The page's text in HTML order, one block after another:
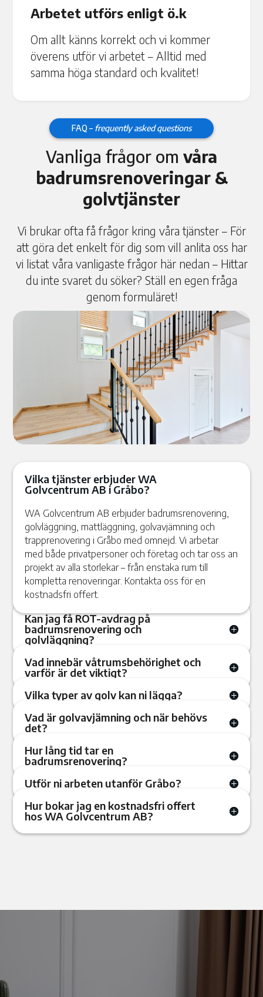
Arbetet utförs enligt ö.k
Om allt känns korrekt och vi kommer
överens utför vi arbetet – Alltid med
samma höga standard och kvalitet!
FAQ – frequently asked questions
Vanliga frågor om våra
badrumsrenoveringar &
golvtjänster
Vi brukar ofta få frågor kring våra tjänster – För
att göra det enkelt för dig som vill anlita oss har
vi listat våra vanligaste frågor här nedan – Hittar
du inte svaret du söker? Ställ en egen fråga
genom formuläret!
Vilka tjänster erbjuder WA
Golvcentrum AB i Gråbo?
WA Golvcentrum AB erbjuder badrumsrenovering,
golvläggning, mattläggning, golvavjämning och
trapprenovering i Gråbo med omnejd. Vi arbetar
med både privatpersoner och företag och tar oss an
projekt av alla storlekar – från enstaka rum till
kompletta renoveringar. Kontakta oss för en
kostnadsfri offert.
Kan jag få ROT-avdrag på
badrumsrenovering och
golvläggning?
Vad innebär våtrumsbehörighet och
varför är det viktigt?
Vilka typer av golv kan ni lägga?
Vad är golvavjämning och när behövs
det?
Hur lång tid tar en
badrumsrenovering?
Utför ni arbeten utanför Gråbo?
Hur bokar jag en kostnadsfri offert
hos WA Golvcentrum AB?